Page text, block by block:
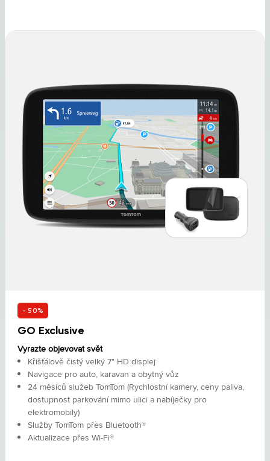
- 50%
GO Exclusive
Vyrazte objevovat svět
Křišťálově čistý velký 7" HD displej
Navigace pro auto, karavan a obytný vůz
24 měsíců služeb TomTom (Rychlostní kamery, ceny paliva,
dostupnost parkování mimo ulici a nabíječky pro
elektromobily)
Služby TomTom přes Bluetooth®
Aktualizace přes Wi-Fi®